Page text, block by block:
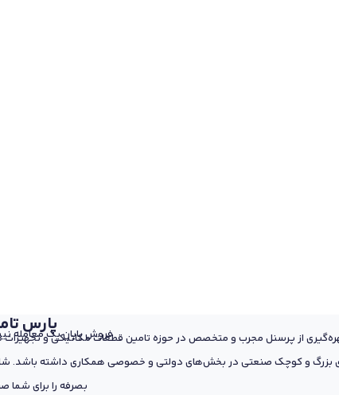
پارس
فروش پایان یک معامله
پارس تامین پرشین در سال 1389 با بهره‌گیری از پرسنل مجرب و متخصص در حوزه تامین
بزرگ و کوچک صنعتی در بخش‌های دولتی و خصوصی همکاری داشته باشد.
بصرفه را برای شما